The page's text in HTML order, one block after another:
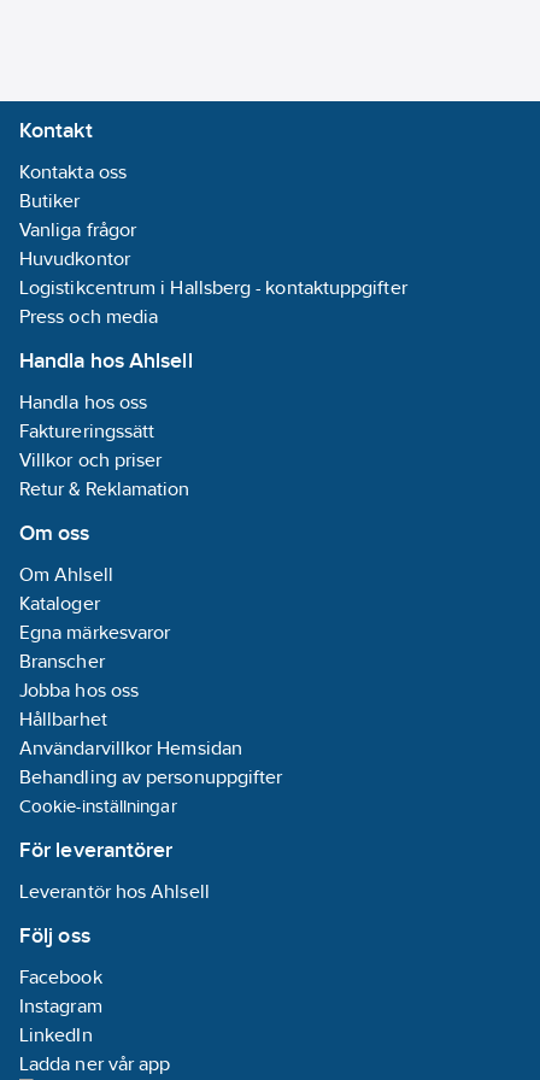
Kontakt
Kontakta oss
Butiker
Vanliga frågor
Huvudkontor
Logistikcentrum i Hallsberg - kontaktuppgifter
Press och media
Handla hos Ahlsell
Handla hos oss
Faktureringssätt
Villkor och priser
Retur & Reklamation
Om oss
Om Ahlsell
Kataloger
Egna märkesvaror
Branscher
Jobba hos oss
Hållbarhet
Användarvillkor Hemsidan
Behandling av personuppgifter
Cookie-inställningar
För leverantörer
Leverantör hos Ahlsell
Följ oss
Facebook
Instagram
LinkedIn
Ladda ner vår app